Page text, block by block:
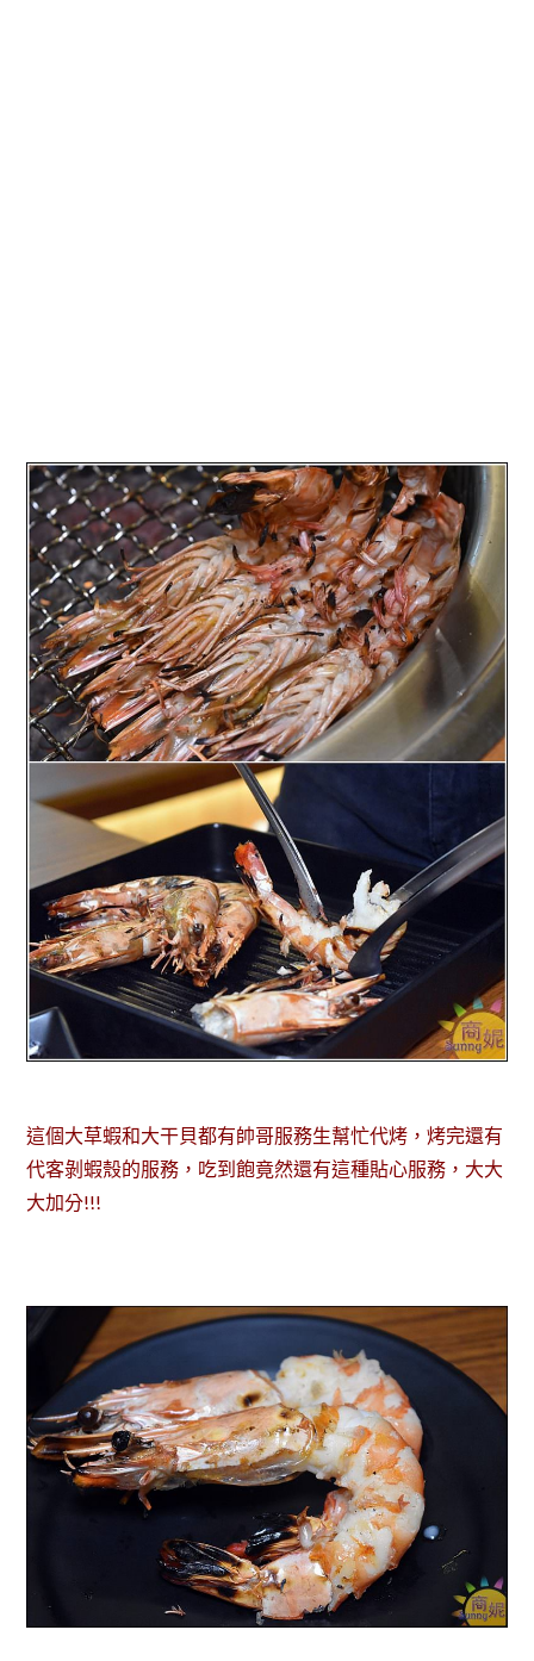
這個大草蝦和大干貝都有帥哥服務生幫忙代烤，烤完還有
代客剝蝦殼的服務，吃到飽竟然還有這種貼心服務，大大
大加分!!!